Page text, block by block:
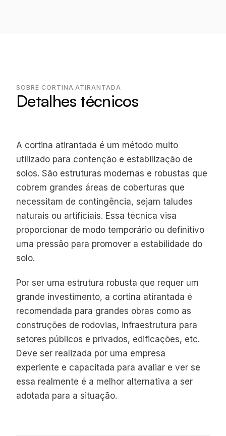
SOBRE CORTINA ATIRANTADA
Detalhes técnicos
A cortina atirantada é um método muito
utilizado para contenção e estabilização de
solos. São estruturas modernas e robustas que
cobrem grandes áreas de coberturas que
necessitam de contingência, sejam taludes
naturais ou artificiais. Essa técnica visa
proporcionar de modo temporário ou definitivo
uma pressão para promover a estabilidade do
solo.
Por ser uma estrutura robusta que requer um
grande investimento, a cortina atirantada é
recomendada para grandes obras como as
construções de rodovias, infraestrutura para
setores públicos e privados, edificações, etc.
Deve ser realizada por uma empresa
experiente e capacitada para avaliar e ver se
essa realmente é a melhor alternativa a ser
adotada para a situação.